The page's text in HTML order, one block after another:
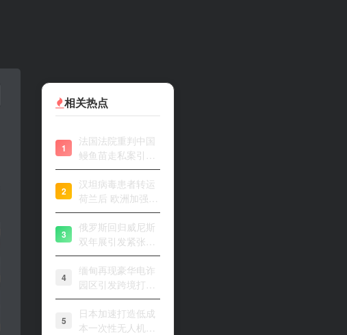
相关热点
1
法国法院重判中国
鳗鱼苗走私案引关
注
2
汉坦病毒患者转运
荷兰后 欧洲加强风
险评估
3
俄罗斯回归威尼斯
双年展引发紧张开
幕
4
缅甸再现豪华电诈
园区引发跨境打击
关注
5
日本加速打造低成
本一次性无人机战